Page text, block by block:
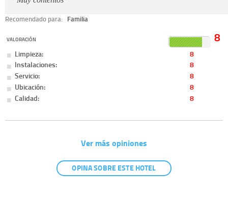
Recomendado para: Familia
VALORACIÓN 8
Limpieza:
8
Instalaciones:
8
Servicio:
8
Ubicación:
8
Calidad:
8
Ver más opiniones
OPINA SOBRE ESTE HOTEL